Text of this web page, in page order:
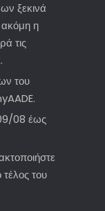
ξεκινά
ακόμη η
τις
του
08 έως
του